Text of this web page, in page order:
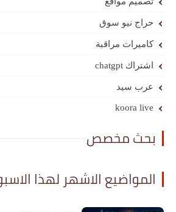
حراج نيو سوق
كاميرات مراقبة
اشتراك chatgpt
عرب سيد
koora live
بحث مخصص
المواضيع الاشهر لهذا الاسبوع